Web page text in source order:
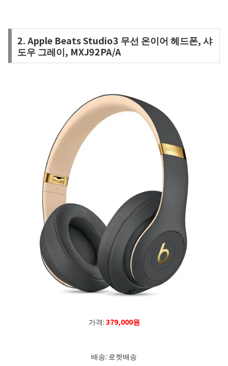
2. Apple Beats Studio3 무선 온이어 헤드폰, 샤
도우 그레이, MXJ92PA/A
가격:379,000원
배송: 로켓배송